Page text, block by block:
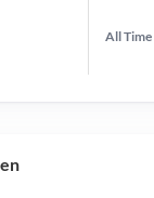
All Time